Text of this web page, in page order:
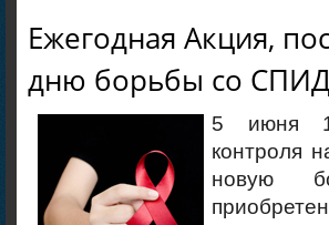
Ежегодная Акция,
дню борьбы со
5 июня
контроля
новую